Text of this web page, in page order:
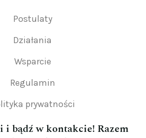
Postulaty
Działania
Wsparcie
Regulamin
prywatności
i bądź w kontakcie! Razem